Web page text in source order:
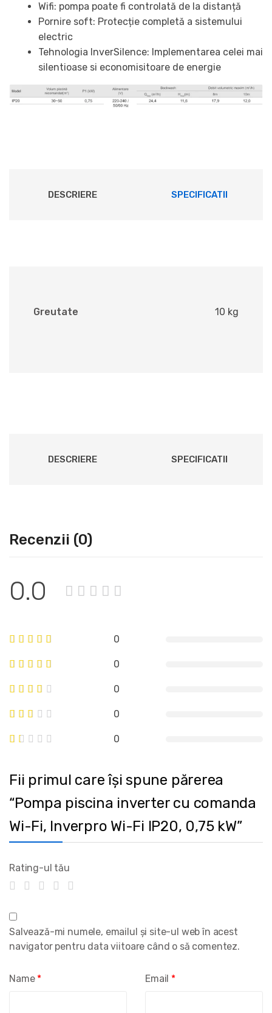
Wifi: pompa poate fi controlată de la distanță
Pornire soft: Protecție completă a sistemului
electric
Tehnologia InverSilence: Implementarea celei mai
silentioase si economisitoare de energie
DESCRIERE SPECIFICATII
Greutate 10 kg
DESCRIERE SPECIFICATII
Recenzii (0)
0.0
0
0
0
0
0
Fii primul care își spune părerea
“Pompa piscina inverter cu comanda
Wi-Fi, Inverpro Wi-Fi IP20, 0,75 kW”
Rating-ul tău
Name * Email *
Salvează-mi numele, emailul și site-ul web în acest
navigator pentru data viitoare când o să comentez.